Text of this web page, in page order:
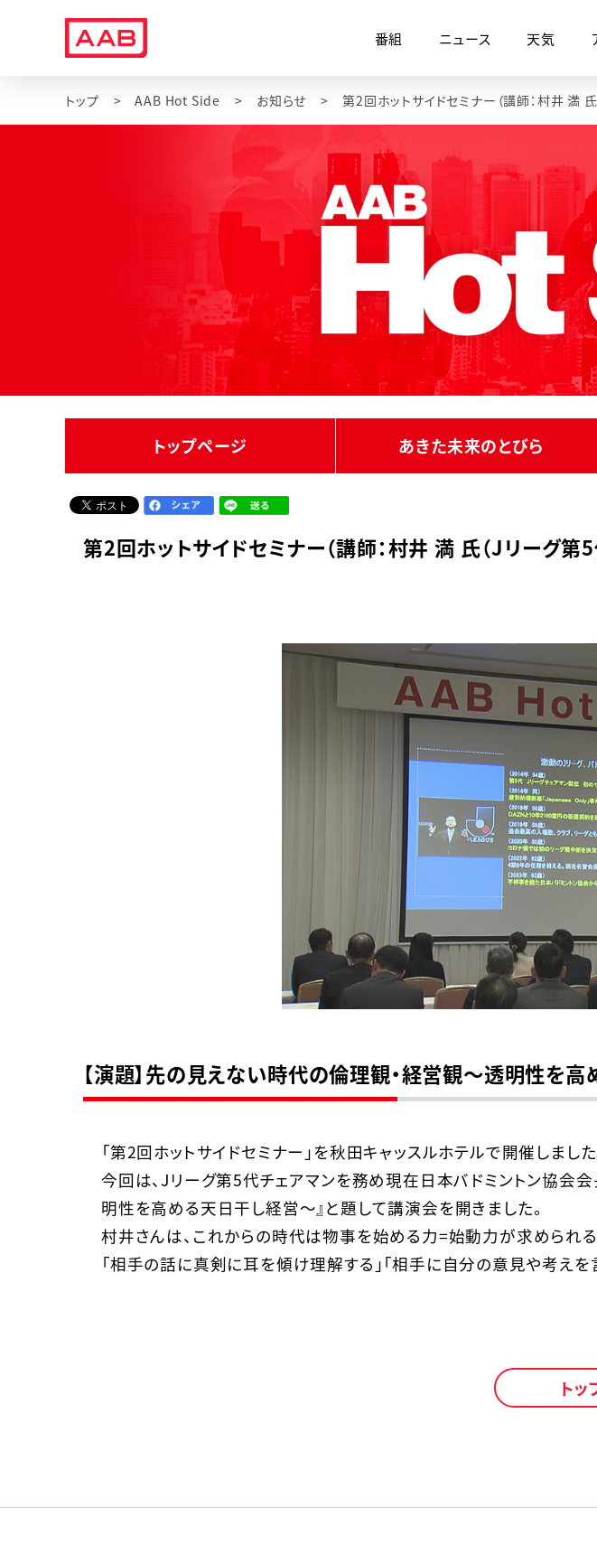
番組 ニュース 天気
トップ AAB Hot Side お知らせ
トップページ あきた未来のとびら
第2回ホットサイドセミナー（講師：村井 満 氏（Jリーグ第
【演題】先の見えない時代の倫理観・経営観～透明性を
「第2回ホットサイドセミナー」を秋田キャッスルホテルで開催しました
今回は、Jリーグ第5代チェアマンを務め現在日本バドミントン協会
明性を高める天日干し経営～』と題して講演会を開きました。
村井さんは、これからの時代は物事を始める力=始動力が求められ
「相手の話に真剣に耳を傾け理解する」「相手に自分の意見や考え
トッ